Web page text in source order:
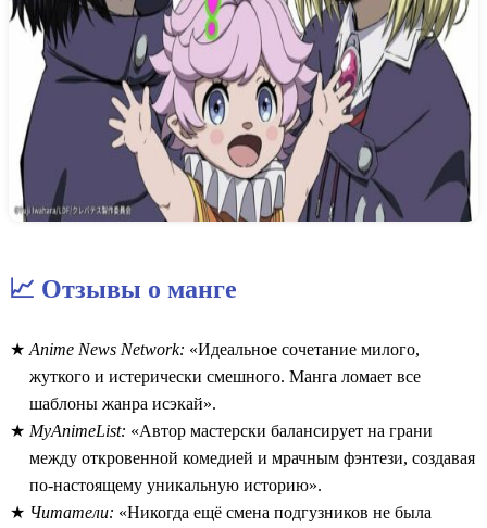
📈 Отзывы о манге
Anime News Network: «Идеальное сочетание милого,
жуткого и истерически смешного. Манга ломает все
шаблоны жанра исэкай».
MyAnimeList: «Автор мастерски балансирует на грани
между откровенной комедией и мрачным фэнтези, создавая
по-настоящему уникальную историю».
Читатели: «Никогда ещё смена подгузников не была